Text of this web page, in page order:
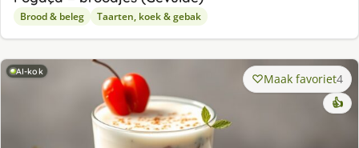
Brood & beleg Taarten, koek & gebak
AI-kok Maak favoriet4
👍